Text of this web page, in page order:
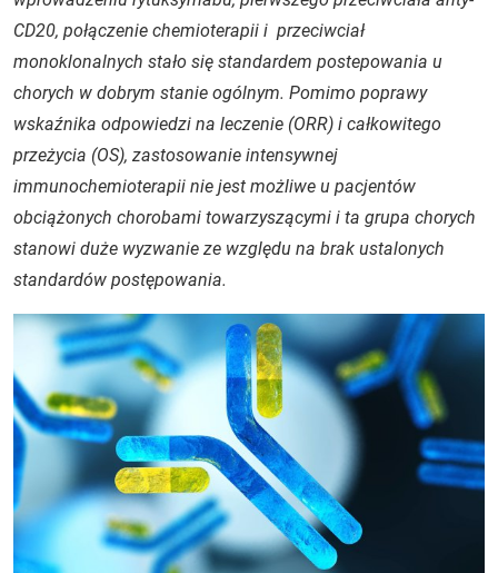
CD20, połączenie chemioterapii i przeciwciał
monoklonalnych stało się standardem postepowania u
chorych w dobrym stanie ogólnym. Pomimo poprawy
wskaźnika odpowiedzi na leczenie (ORR) i całkowitego
przeżycia (OS), zastosowanie intensywnej
immunochemioterapii nie jest możliwe u pacjentów
obciążonych chorobami towarzyszącymi i ta grupa chorych
stanowi duże wyzwanie ze względu na brak ustalonych
standardów postępowania.